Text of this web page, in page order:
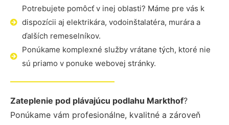
Potrebujete pomôcť v inej oblasti? Máme pre vás k
dispozícii aj elektrikára, vodoinštalatéra, murára a
ďalších remeselníkov.
Ponúkame komplexné služby vrátane tých, ktoré nie
sú priamo v ponuke webovej stránky.
Zateplenie pod plávajúcu podlahu Markthof?
Ponúkame vám profesionálne, kvalitné a zároveň